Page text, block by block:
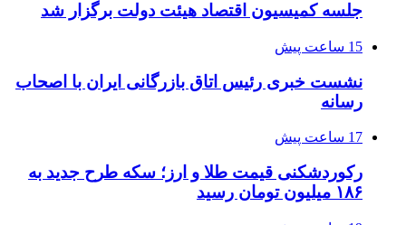
جلسه کمیسیون اقتصاد هیئت دولت برگزار شد
15 ساعت پیش
نشست خبری رئیس اتاق بازرگانی ایران با اصحاب
رسانه
17 ساعت پیش
رکوردشکنی قیمت طلا و ارز؛ سکه طرح جدید به
۱۸۶ میلیون تومان رسید